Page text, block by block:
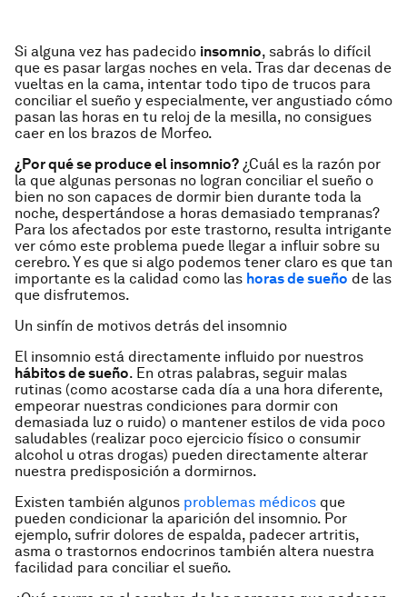
Si alguna vez has padecido insomnio, sabrás lo difícil
que es pasar largas noches en vela. Tras dar decenas de
vueltas en la cama, intentar todo tipo de trucos para
conciliar el sueño y especialmente, ver angustiado cómo
pasan las horas en tu reloj de la mesilla, no consigues
caer en los brazos de Morfeo.
¿Por qué se produce el insomnio? ¿Cuál es la razón por
la que algunas personas no logran conciliar el sueño o
bien no son capaces de dormir bien durante toda la
noche, despertándose a horas demasiado tempranas?
Para los afectados por este trastorno, resulta intrigante
ver cómo este problema puede llegar a influir sobre su
cerebro. Y es que si algo podemos tener claro es que tan
importante es la calidad como las horas de sueño de las
que disfrutemos.
Un sinfín de motivos detrás del insomnio
El insomnio está directamente influido por nuestros
hábitos de sueño. En otras palabras, seguir malas
rutinas (como acostarse cada día a una hora diferente,
empeorar nuestras condiciones para dormir con
demasiada luz o ruido) o mantener estilos de vida poco
saludables (realizar poco ejercicio físico o consumir
alcohol u otras drogas) pueden directamente alterar
nuestra predisposición a dormirnos.
Existen también algunos problemas médicos que
pueden condicionar la aparición del insomnio. Por
ejemplo, sufrir dolores de espalda, padecer artritis,
asma o trastornos endocrinos también altera nuestra
facilidad para conciliar el sueño.